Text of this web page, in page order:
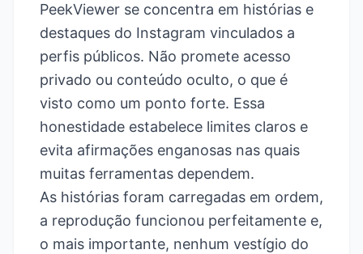
PeekViewer se concentra em histórias e
destaques do Instagram vinculados a
perfis públicos. Não promete acesso
privado ou conteúdo oculto, o que é
visto como um ponto forte. Essa
honestidade estabelece limites claros e
evita afirmações enganosas nas quais
muitas ferramentas dependem.
As histórias foram carregadas em ordem,
a reprodução funcionou perfeitamente e,
o mais importante, nenhum vestígio do